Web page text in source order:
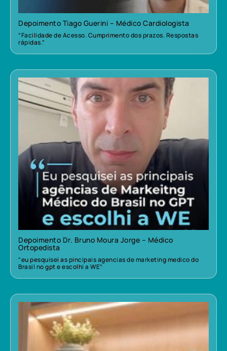
Depoimento Tiago Guerini – Médico Cardiologista
“Facilidade de Acesso. Cumprimento dos prazos. Respostas
rápidas.”
Depoimento Dr. Bruno Moura Jorge – Médico
Ortopedista
“eu pesquisei as pincipais agencias de marketing medico do
Brasil no gpt e escolhi a WE”